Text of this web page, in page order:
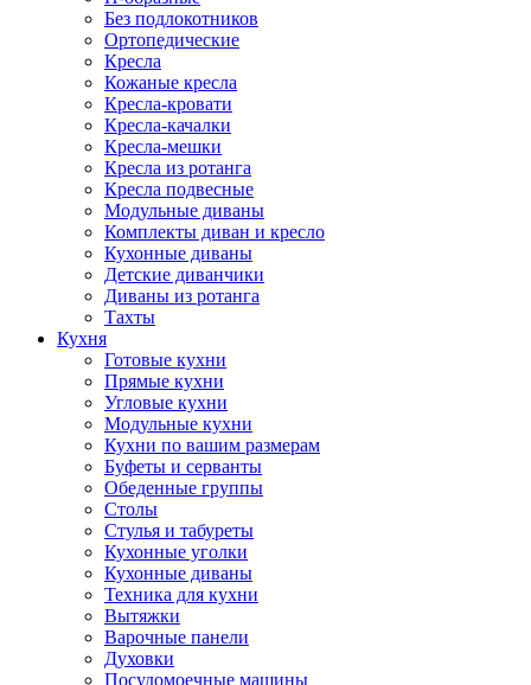
Без подлокотников
Ортопедические
Кресла
Кожаные кресла
Кресла-кровати
Кресла-качалки
Кресла-мешки
Кресла из ротанга
Кресла подвесные
Модульные диваны
Комплекты диван и кресло
Кухонные диваны
Детские диванчики
Диваны из ротанга
Тахты
Кухня
Готовые кухни
Прямые кухни
Угловые кухни
Модульные кухни
Кухни по вашим размерам
Буфеты и серванты
Обеденные группы
Столы
Стулья и табуреты
Кухонные уголки
Кухонные диваны
Техника для кухни
Вытяжки
Варочные панели
Духовки
Посудомоечные машины